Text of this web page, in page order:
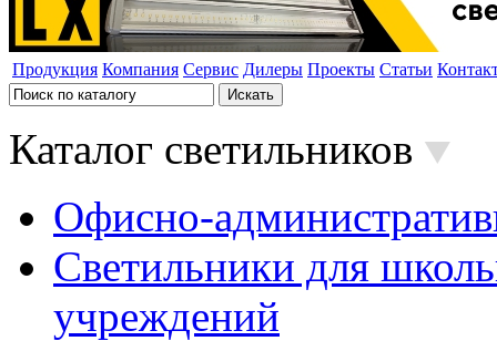
Продукция Компания Сервис Дилеры Проекты Статьи
Каталог светильников
Офисно-
Светильники для
учреждений